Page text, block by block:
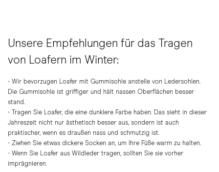
Unsere Empfehlungen für das Tragen
von Loafern im Winter:
- Wir bevorzugen Loafer mit Gummisohle anstelle von Ledersohlen.
Die Gummisohle ist griffiger und hält nassen Oberflächen besser
stand.
- Tragen Sie Loafer, die eine dunklere Farbe haben. Das sieht in dieser
Jahreszeit nicht nur ästhetisch besser aus, sondern ist auch
praktischer, wenn es draußen nass und schmutzig ist.
- Ziehen Sie etwas dickere Socken an, um Ihre Füße warm zu halten.
- Wenn Sie Loafer aus Wildleder tragen, sollten Sie sie vorher
imprägnieren.